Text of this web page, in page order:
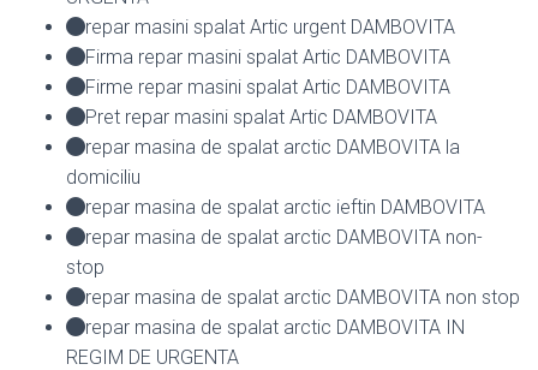
repar masini spalat Artic urgent DAMBOVITA
Firma repar masini spalat Artic DAMBOVITA
Firme repar masini spalat Artic DAMBOVITA
Pret repar masini spalat Artic DAMBOVITA
repar masina de spalat arctic DAMBOVITA la
domiciliu
repar masina de spalat arctic ieftin DAMBOVITA
repar masina de spalat arctic DAMBOVITA non-
stop
repar masina de spalat arctic DAMBOVITA non stop
repar masina de spalat arctic DAMBOVITA IN
REGIM DE URGENTA